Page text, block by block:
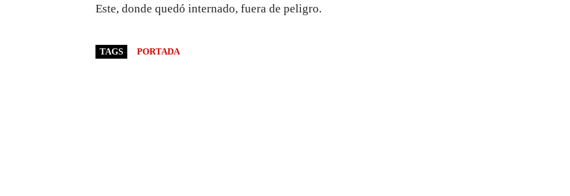
Este, donde quedó internado, fuera de peligro.
TAGS PORTADA